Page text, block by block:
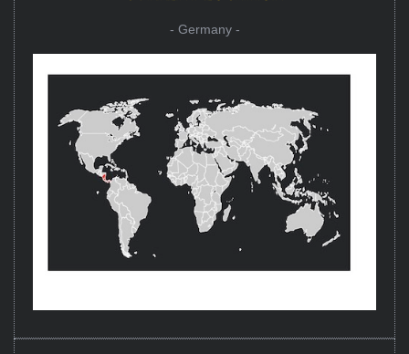
- Germany -